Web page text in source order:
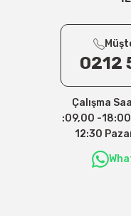
0212
Çalışma
:09,00 -
12:30